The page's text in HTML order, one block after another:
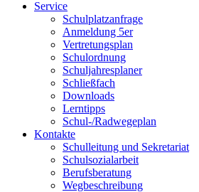
Service
Schulplatzanfrage
Anmeldung 5er
Vertretungsplan
Schulordnung
Schuljahresplaner
Schließfach
Downloads
Lerntipps
Schul-/Radwegeplan
Kontakte
Schulleitung und Sekretariat
Schulsozialarbeit
Berufsberatung
Wegbeschreibung